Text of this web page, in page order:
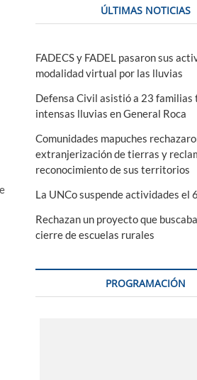
ÚLTIMAS NOTICIAS
FADECS y FADEL pasaron sus
modalidad virtual por las lluvias
Defensa Civil asistió a 23 familias
intensas lluvias en General Roca
Comunidades mapuches
extranjerización de tierras y
reconocimiento de sus territorios
La UNCo suspende actividades el
Rechazan un proyecto que
cierre de escuelas rurales
PROGRAMACIÓN